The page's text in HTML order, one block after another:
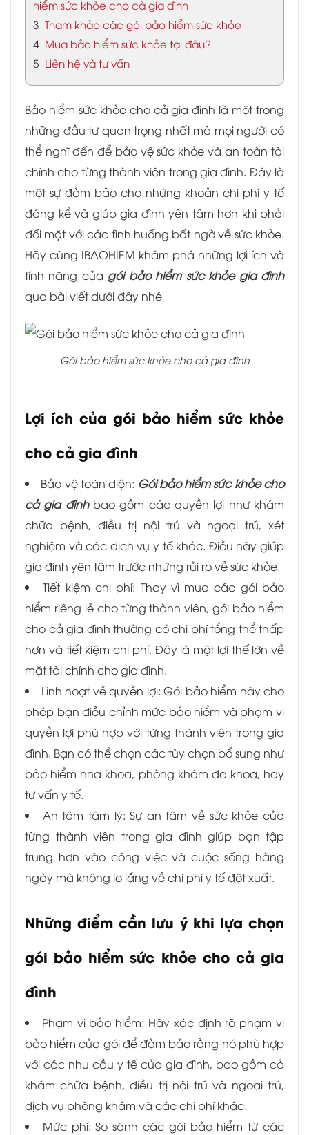
hiểm sức khỏe cho cả gia đình
3 Tham khảo các gói bảo hiểm sức khỏe
4 Mua bảo hiểm sức khỏe tại đâu?
5 Liên hệ và tư vấn
Bảo hiểm sức khỏe cho cả gia đình là một trong
những đầu tư quan trọng nhất mà mọi người có
thể nghĩ đến để bảo vệ sức khỏe và an toàn tài
chính cho từng thành viên trong gia đình. Đây là
một sự đảm bảo cho những khoản chi phí y tế
đáng kể và giúp gia đình yên tâm hơn khi phải
đối mặt với các tình huống bất ngờ về sức khỏe.
Hãy cùng IBAOHIEM khám phá những lợi ích và
tính năng của gói bảo hiểm sức khỏe gia đình
qua bài viết dưới đây nhé
Gói bảo hiểm sức khỏe cho cả gia đình
Lợi ích của gói bảo hiểm sức khỏe
cho cả gia đình
Bảo vệ toàn diện: Gói bảo hiểm sức khỏe cho
cả gia đìnhbao gồm các quyền lợi như khám
chữa bệnh, điều trị nội trú và ngoại trú, xét
nghiệm và các dịch vụ y tế khác. Điều này giúp
gia đình yên tâm trước những rủi ro về sức khỏe.
Tiết kiệm chi phí: Thay vì mua các gói bảo
hiểm riêng lẻ cho từng thành viên, gói bảo hiểm
cho cả gia đình thường có chi phí tổng thể thấp
hơn và tiết kiệm chi phí. Đây là một lợi thế lớn về
mặt tài chính cho gia đình.
Linh hoạt về quyền lợi: Gói bảo hiểm này cho
phép bạn điều chỉnh mức bảo hiểm và phạm vi
quyền lợi phù hợp với từng thành viên trong gia
đình. Bạn có thể chọn các tùy chọn bổ sung như
bảo hiểm nha khoa, phòng khám đa khoa, hay
tư vấn y tế.
An tâm tâm lý: Sự an tâm về sức khỏe của
từng thành viên trong gia đình giúp bạn tập
trung hơn vào công việc và cuộc sống hàng
ngày mà không lo lắng về chi phí y tế đột xuất.
Những điểm cần lưu ý khi lựa chọn
gói bảo hiểm sức khỏe cho cả gia
đình
Phạm vi bảo hiểm: Hãy xác định rõ phạm vi
bảo hiểm của gói để đảm bảo rằng nó phù hợp
với các nhu cầu y tế của gia đình, bao gồm cả
khám chữa bệnh, điều trị nội trú và ngoại trú,
dịch vụ phòng khám và các chi phí khác.
Mức phí: So sánh các gói bảo hiểm từ các